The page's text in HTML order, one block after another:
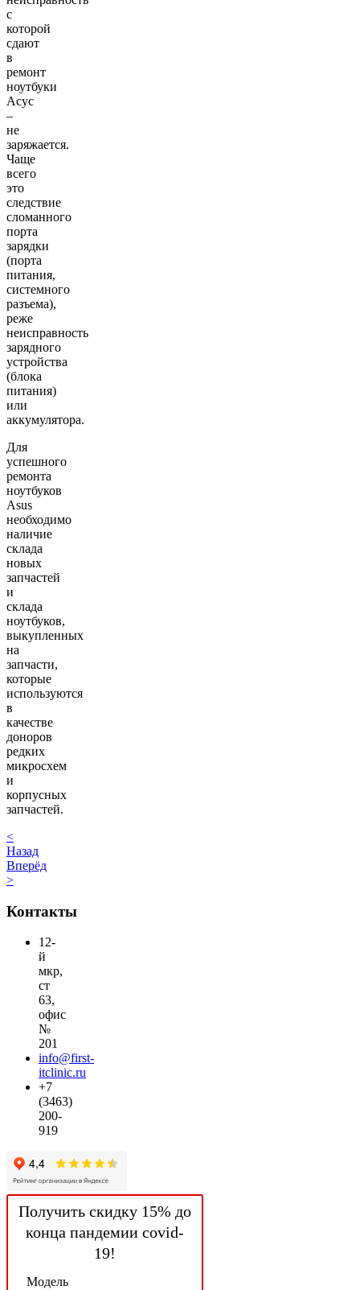
с
которой
сдают
в
ремонт
ноутбуки
Асус
–
не
заряжается.
Чаще
всего
это
следствие
сломанного
порта
зарядки
(порта
питания,
системного
разъема),
реже
неисправность
зарядного
устройства
(блока
питания)
или
аккумулятора.
Для
успешного
ремонта
ноутбуков
Asus
необходимо
наличие
склада
новых
запчастей
и
склада
ноутбуков,
выкупленных
на
запчасти,
которые
используются
в
качестве
доноров
редких
микросхем
и
корпусных
запчастей.
<
Назад
Вперёд
>
Контакты
12-
й
мкр,
ст
63,
офис
№
201
info@first-
itclinic.ru
+7
(3463)
200-
919
Получить скидку 15% до
конца пандемии covid-
19!
Модель